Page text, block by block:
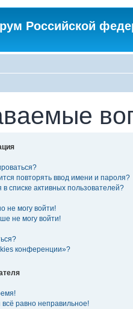
Российской
повторять ввод имени и пароля?
списке активных пользователей?
не могу войти!
не могу войти!
конференции»?
равно неправильное!